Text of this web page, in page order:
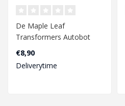
De Maple Leaf
Transformers Autobot
Hop Up Rubber zorgt voor
een verbeterde nauwk..
€8,90
Deliverytime